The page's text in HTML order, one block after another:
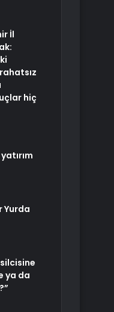
İl
hiç
Yurda
ya da